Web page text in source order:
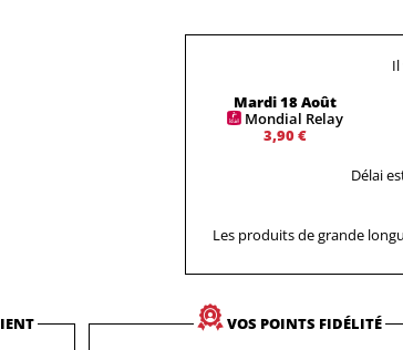
Mardi 18 Août
Mondial Relay
3,90 €
Délai
Les produits de grande
VOS POINTS FIDÉLITÉ